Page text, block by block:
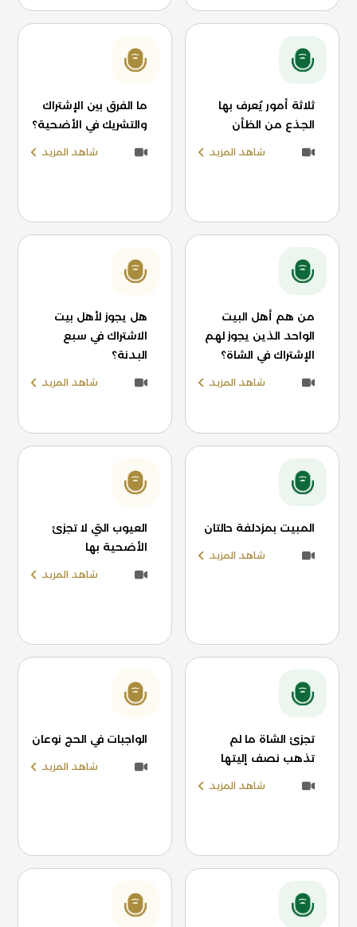
ثلاثة أمور يُعرف بها
الجذع من الظأن
شاهد المزيد
ما الفرق بين الإشتراك
والتشريك في الأضحية؟
شاهد المزيد
من هم أهل البيت
الواحد الذين يجوز لهم
الإشتراك في الشاة؟
شاهد المزيد
هل يجوز لأهل بيت
الاشتراك في سبع
البدنة؟
شاهد المزيد
المبيت بمزدلفة حالتان
شاهد المزيد
العيوب التي لا تجزئ
الأضحية بها
شاهد المزيد
تجزئ الشاة ما لم
تذهب نصف إليتها
شاهد المزيد
الواجبات في الحج نوعان
شاهد المزيد